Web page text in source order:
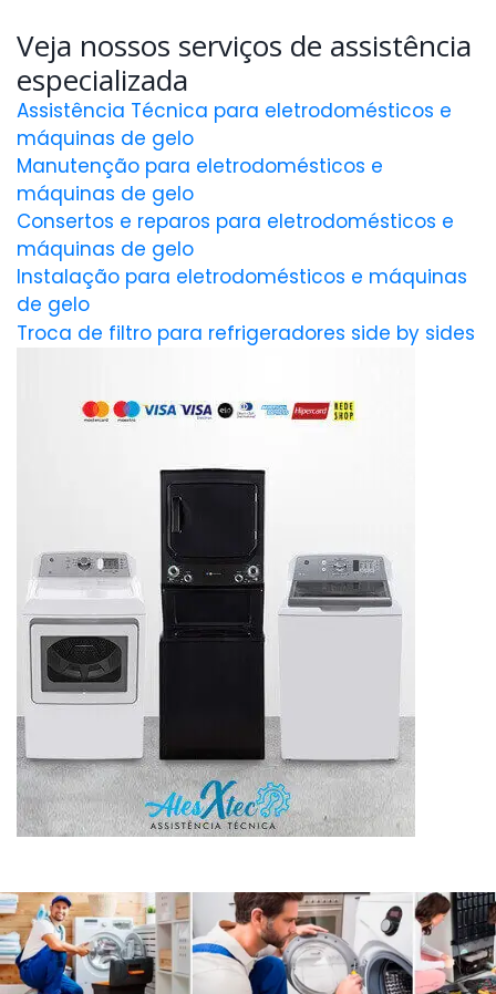
Veja nossos serviços de assistência
especializada
Assistência Técnica para eletrodomésticos e
máquinas de gelo
Manutenção para eletrodomésticos e
máquinas de gelo
Consertos e reparos para eletrodomésticos e
máquinas de gelo
Instalação para eletrodomésticos e máquinas
de gelo
Troca de filtro para refrigeradores side by sides